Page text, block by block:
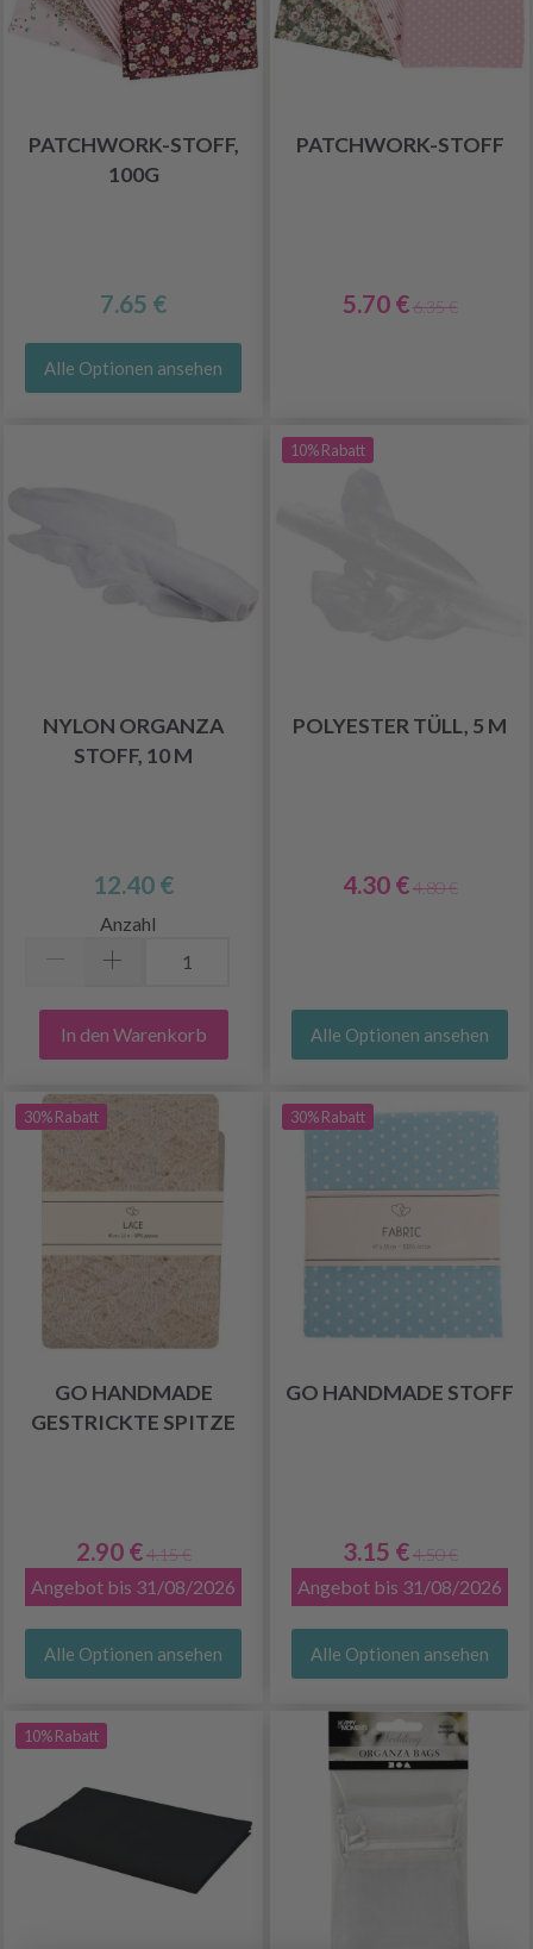
PATCHWORK-STOFF,
100G
7.65 €
Alle Optionen ansehen
PATCHWORK-STOFF
5.70 € 6.35 €
NYLON ORGANZA
STOFF, 10 M
12.40 €
Anzahl
In den Warenkorb
10% Rabatt
POLYESTER TÜLL, 5 M
4.30 € 4.80 €
Alle Optionen ansehen
30% Rabatt
GO HANDMADE
GESTRICKTE SPITZE
2.90 € 4.15 €
Angebot bis 31/08/2026
Alle Optionen ansehen
30% Rabatt
GO HANDMADE STOFF
3.15 € 4.50 €
Angebot bis 31/08/2026
Alle Optionen ansehen
10% Rabatt